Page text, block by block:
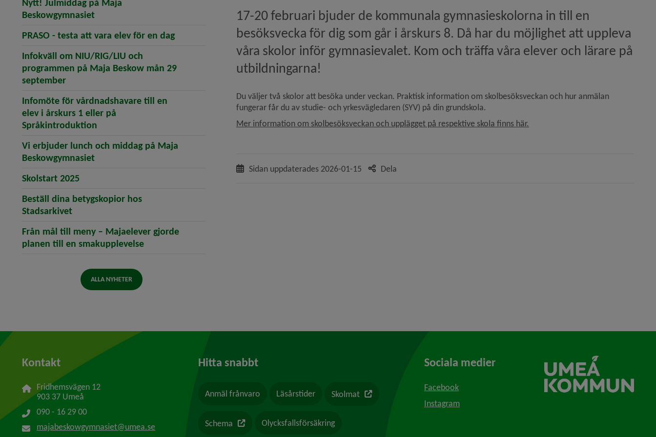
Nytt! Julmiddag på Maja
Beskowgymnasiet(öppnar artikeln Nytt! Julmiddag på Maja Beskowgymnasiet)
PRASO - testa att vara elev för en dag(öppnar artikeln PRASO - testa att vara elev för en dag)
Infokväll om NIU/RIG/LIU och
programmen på Maja Beskow mån 29
september(öppnar artikeln Infokväll om NIU/RIG/LIU och programmen på Maja Beskow mån 29 september)
Infomöte för vårdnadshavare till en
elev i årskurs 1 eller på
Språkintroduktion (öppnar artikeln Infomöte för vårdnadshavare till en elev i årskurs 1 eller på Språkintroduktion)
Vi erbjuder lunch och middag på Maja
Beskowgymnasiet(öppnar artikeln Vi erbjuder lunch och middag på Maja Beskowgymnasiet)
Skolstart 2025
Beställ dina betygskopior hos
Stadsarkivet(öppnar artikeln Beställ dina betygskopior hos Stadsarkivet)
Från mål till meny – Majaelever gjorde
planen till en smakupplevelse(öppnar artikeln Från mål till meny – Majaelever gjorde planen till en smakupplevelse)
ALLA NYHETER
17-20 februari bjuder de kommunala gymnasieskolorna in till en
besöksvecka för dig som går i årskurs 8. Då har du möjlighet att uppleva
våra skolor inför gymnasievalet. Kom och träffa våra elever och lärare på
utbildningarna!
Du väljer två skolor att besöka under veckan. Praktisk information om skolbesöksveckan och hur anmälan
fungerar får du av studie- och yrkesvägledaren (SYV) på din grundskola.
Mer information om skolbesöksveckan och upplägget på respektive skola finns här.
Sidan uppdaterades 2026-01-15 Dela
Kontakt
Fridhemsvägen 12
903 37 Umeå
090 - 16 29 00
majabeskowgymnasiet@umea.se
Hitta snabbt
Anmäl frånvaro Läsårstider Skolmat Länk till en annan webbplats
Schema Länk till en annan webbplats
Olycksfallsförsäkring
Sociala medier
Facebook
Instagram